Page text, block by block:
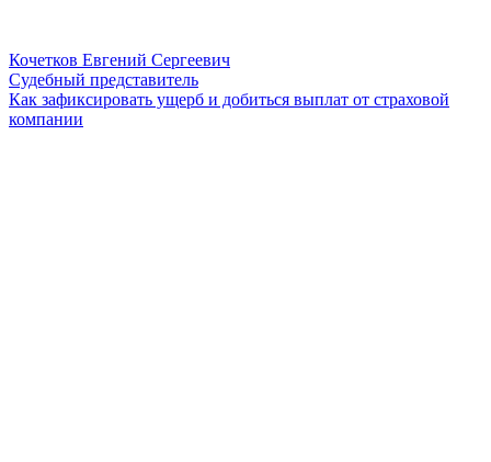
Кочетков Евгений Сергеевич
Судебный представитель
Как зафиксировать ущерб и добиться выплат от страховой
компании